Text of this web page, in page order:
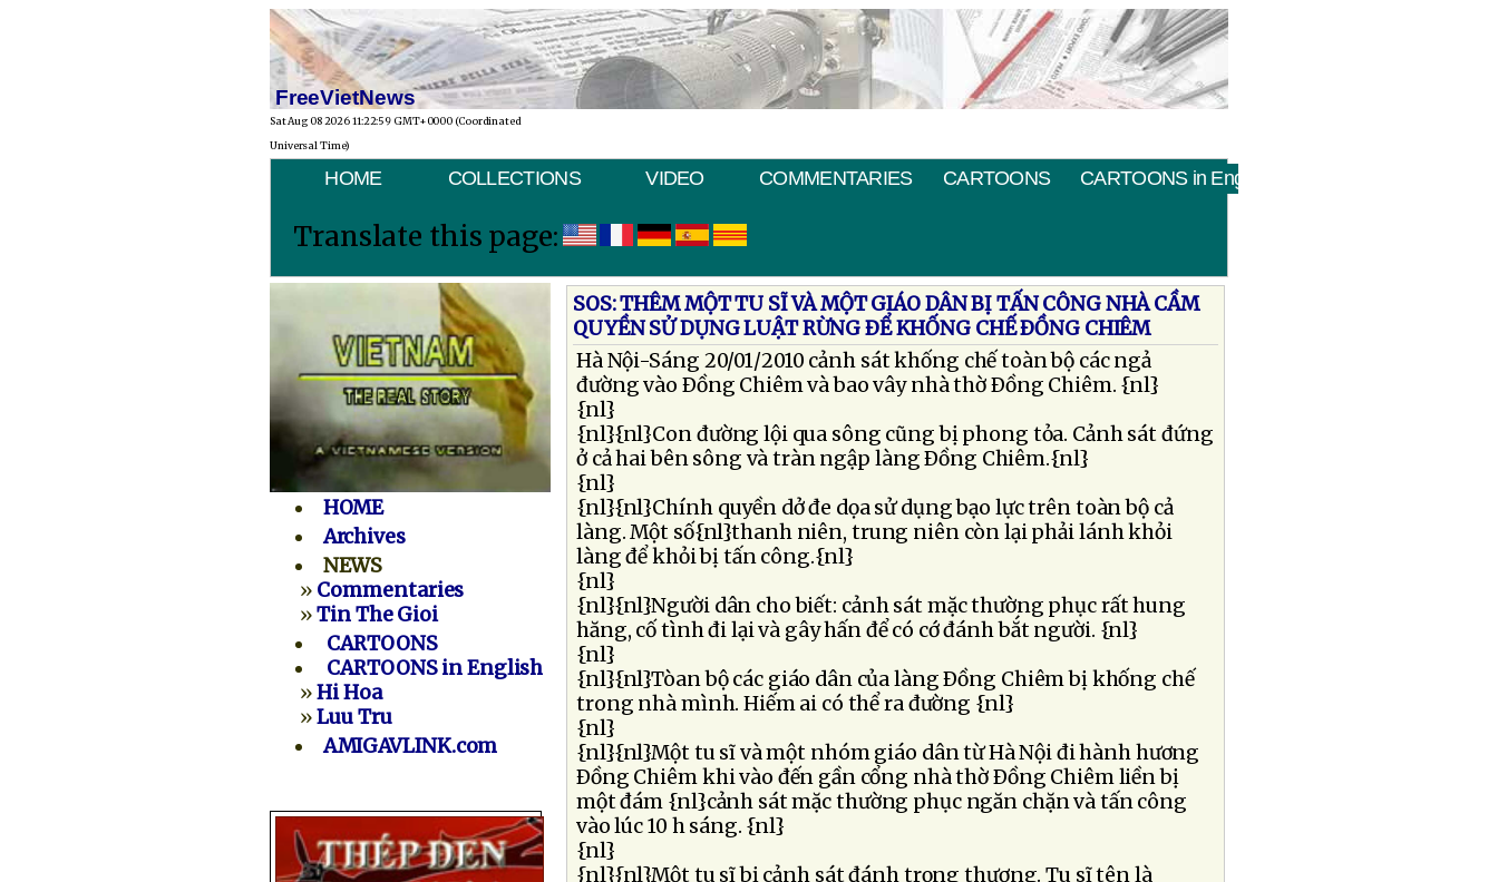
FreeVietNews
Sat Aug 08 2026 11:22:59 GMT+0000 (Coordinated
Universal Time)
HOME COLLECTIONS VIDEO COMMENTARIES CARTOONS CARTOONS in English
Translate this page:
HOME
Archives
NEWS
» Commentaries
»Tin The Gioi
CARTOONS
CARTOONS in English
»Hi Hoa
»Luu Tru
AMIGAVLINK.com
SOS: THÊM MỘT TU SĨ VÀ MỘT GIÁO DÂN BỊ TẤN CÔNG NHÀ CẦM
QUYỀN SỬ DỤNG LUẬT RỪNG ÐỂ KHỐNG CHẾ ÐỒNG CHIÊM
Hà Nội-Sáng 20/01/2010 cảnh sát khống chế toàn bộ các ngả
đường vào Ðồng Chiêm và bao vây nhà thờ Ðồng Chiêm. {nl}
{nl}
{nl}{nl}Con đường lội qua sông cũng bị phong tỏa. Cảnh sát đứng
ở cả hai bên sông và tràn ngập làng Ðồng Chiêm.{nl}
{nl}
{nl}{nl}Chính quyền dở đe dọa sử dụng bạo lực trên toàn bộ cả
làng. Một số{nl}thanh niên, trung niên còn lại phải lánh khỏi
làng để khỏi bị tấn công.{nl}
{nl}
{nl}{nl}Người dân cho biết: cảnh sát mặc thường phục rất hung
hăng, cố tình đi lại và gây hấn để có cớ đánh bắt người. {nl}
{nl}
{nl}{nl}Tòan bộ các giáo dân của làng Ðồng Chiêm bị khống chế
trong nhà mình. Hiếm ai có thể ra đường {nl}
{nl}
{nl}{nl}Một tu sĩ và một nhóm giáo dân từ Hà Nội đi hành hương
Ðồng Chiêm khi vào đến gần cổng nhà thờ Ðồng Chiêm liền bị
một đám {nl}cảnh sát mặc thường phục ngăn chặn và tấn công
vào lúc 10 h sáng. {nl}
{nl}
{nl}{nl}Một tu sĩ bị cảnh sát đánh trọng thương. Tu sĩ tên là